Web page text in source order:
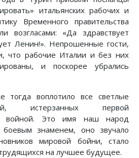
итальянских рабочих и
Временного правительства
возгласами: «Да здравствует
Ленин!». Непрошенные гости,
что рабочие Италии и без них
и поскорее убрались
воплотило все светлые
истерзанных первой
войной. Это имя наш народ
боевым знаменем, оно звучало
мировой бойни, стало
на лучшее будущее.